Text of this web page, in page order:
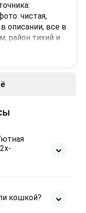
на любую
что если
чистая,
описании, все в
район тихий и
на связи.
кошкой?